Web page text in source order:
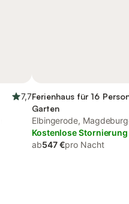
7,7Ferienhaus für 16
Garten
Elbingerode,
Kostenlose Stornierung
ab547 €pro Nacht